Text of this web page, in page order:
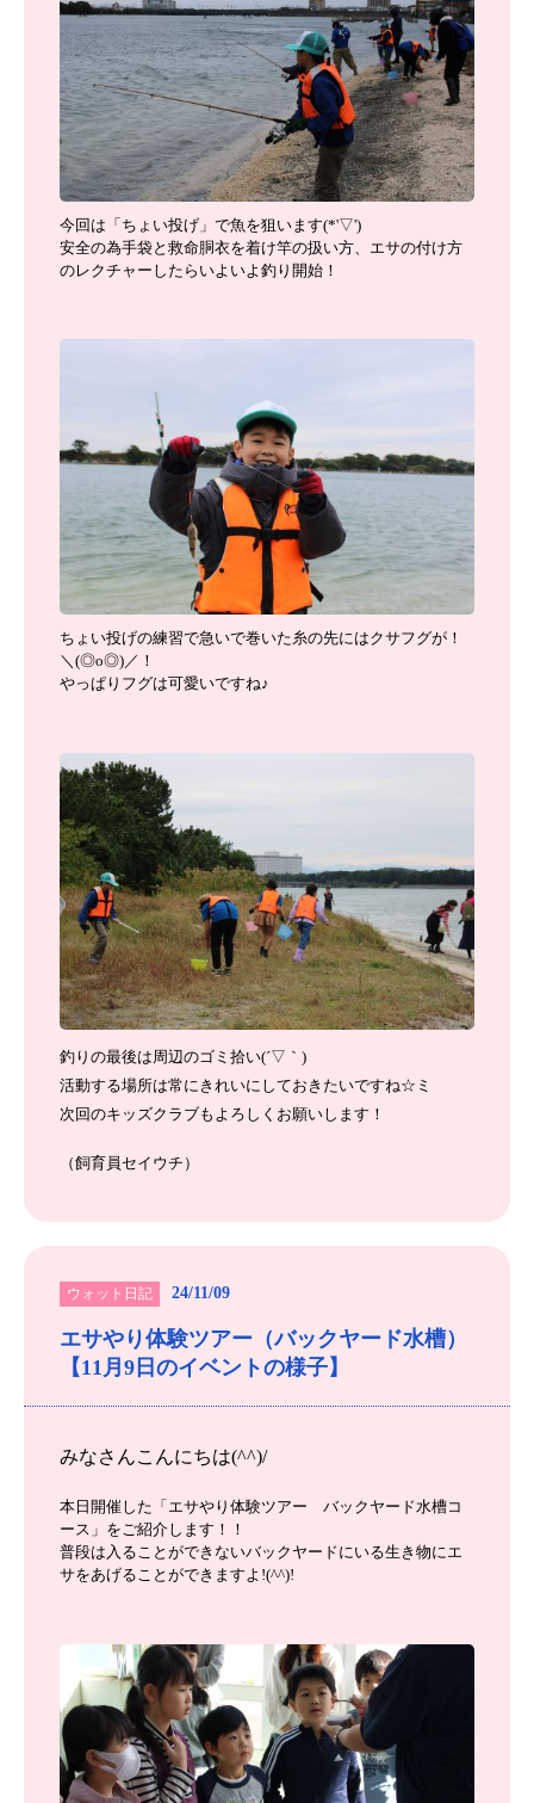
今回は「ちょい投げ」で魚を狙います(*'▽')
安全の為手袋と救命胴衣を着け竿の扱い方、エサの付け方
のレクチャーしたらいよいよ釣り開始！
ちょい投げの練習で急いで巻いた糸の先にはクサフグが！
＼(◎o◎)／！
やっぱりフグは可愛いですね♪
釣りの最後は周辺のゴミ拾い(´▽｀)
活動する場所は常にきれいにしておきたいですね☆ミ
次回のキッズクラブもよろしくお願いします！
（飼育員セイウチ）
ウォット日記 24/11/09
エサやり体験ツアー（バックヤード水槽）
【11月9日のイベントの様子】
みなさんこんにちは(^^)/
本日開催した「エサやり体験ツアー バックヤード水槽コ
ース」をご紹介します！！
普段は入ることができないバックヤードにいる生き物にエ
サをあげることができますよ!(^^)!